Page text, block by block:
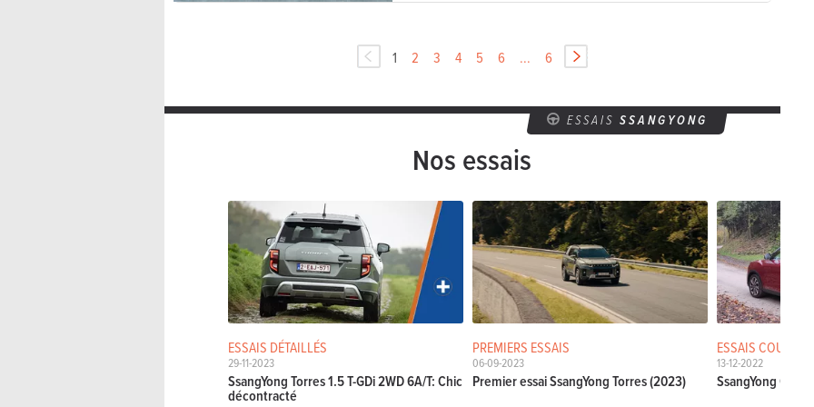
1 2 3 4 5 6 ... 6
ESSAIS SSANGYONG
Nos essais
ESSAIS DÉTAILLÉS
29-11-2023
SsangYong Torres 1.5 T-GDi 2WD 6A/T: Chic
décontracté
PREMIERS ESSAIS
06-09-2023
Premier essai SsangYong Torres (2023)
ESSAIS COURTS
13-12-2022
SsangYong Grand